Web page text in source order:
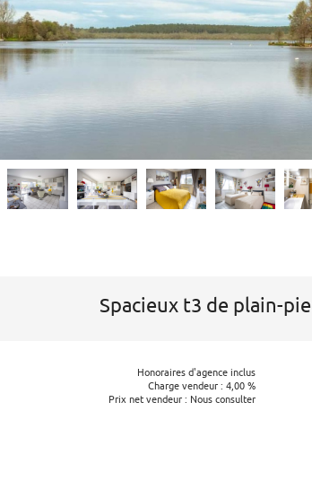
Spacieux t3 de plain-
Honoraires d'agence inclus
Charge vendeur : 4,00 %
Prix net vendeur : Nous consulter